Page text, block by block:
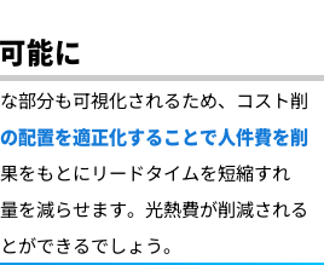
能に
部分も可視化されるため、コスト削
配置を適正化することで人件費を削
をもとにリードタイムを短縮すれ
を減らせます。光熱費が削減される
ができるでしょう。